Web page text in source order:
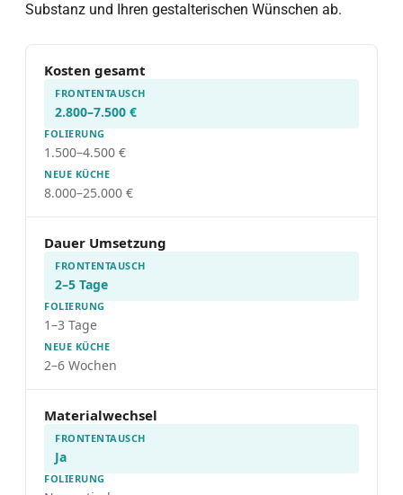
Substanz und Ihren gestalterischen Wünschen ab.
Kosten gesamt
2.800–7.500 €
1.500–4.500 €
8.000–25.000 €
Dauer Umsetzung
2–5 Tage
1–3 Tage
2–6 Wochen
Materialwechsel
Ja